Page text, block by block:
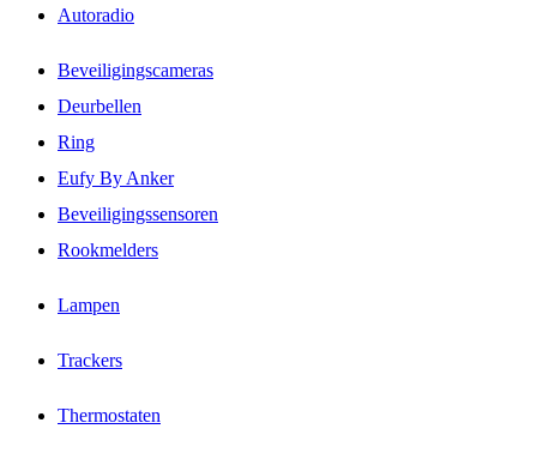
Autoradio
Beveiligingscameras
Deurbellen
Ring
Eufy By Anker
Beveiligingssensoren
Rookmelders
Lampen
Trackers
Thermostaten